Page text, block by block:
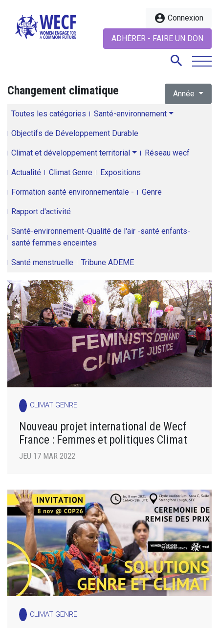
account_circle Connexion
ADHÉRER - FAIRE UN DON
search
Changement climatique Année
Toutes les catégories Santé-environnement
Objectifs de Développement Durable
Climat et développement territorial Réseau wecf
Actualité Climat Genre Expositions
Formation santé environnementale - Genre
Rapport d'activité
Santé-environnement-Qualité de l'air -santé enfants-
santé femmes enceintes
Santé menstruelle Tribune ADEME
CLIMAT GENRE
Nouveau projet international de Wecf
France : Femmes et politiques Climat
JEU 17 MAR 2022
CLIMAT GENRE